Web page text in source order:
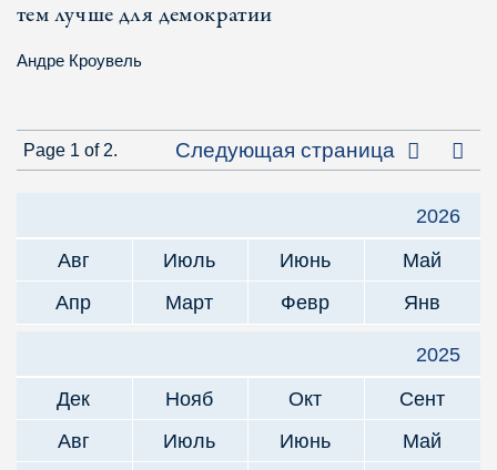
тем лучше для демократии
Андре Кроувель
Page 1 of 2. Следующая страница
2026
Авг
Июль Июнь
Май
Апр
Март Февр Янв
2025
Дек
Нояб Окт
Сент
Авг
Июль Июнь
Май